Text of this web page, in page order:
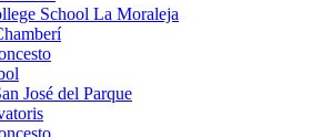
School La Moraleja
José del Parque